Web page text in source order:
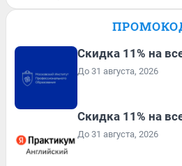
Скидка 11% на
До 31 августа, 2026
Скидка 11% на
До 31 августа, 2026